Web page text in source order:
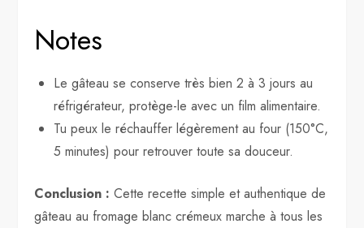
Notes
Le gâteau se conserve très bien 2 à 3 jours au
réfrigérateur, protège-le avec un film alimentaire.
Tu peux le réchauffer légèrement au four (150°C,
5 minutes) pour retrouver toute sa douceur.
Conclusion : Cette recette simple et authentique de
gâteau au fromage blanc crémeux marche à tous les